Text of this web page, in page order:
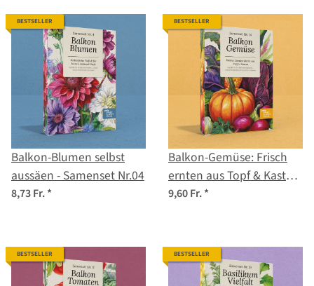
BESTSELLER
Balkon-Blumen selbst
aussäen - Samenset Nr.04
8,73 Fr.*
BESTSELLER
Balkon-Gemüse: Frisch
ernten aus Topf & Kasten
- Samenset Nr.14
9,60 Fr.*
BESTSELLER BESTSELLER